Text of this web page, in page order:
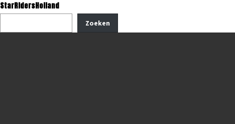
StarRidersHolland
Zoeken